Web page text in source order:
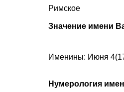
Римское
Значение имени
Именины: Июня
Нумерология